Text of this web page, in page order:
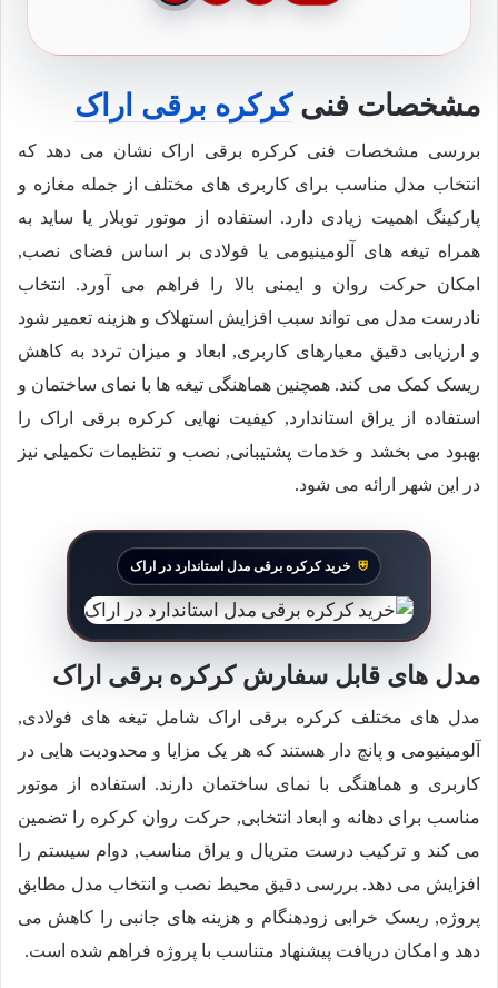
مشخصات فنیکرکره برقی اراک
بررسی مشخصات فنی کرکره برقی اراک نشان می دهد که
انتخاب مدل مناسب برای کاربری های مختلف از جمله مغازه و
پارکینگ اهمیت زیادی دارد. استفاده از موتور توبلار یا ساید به
همراه تیغه های آلومینیومی یا فولادی بر اساس فضای نصب,
امکان حرکت روان و ایمنی بالا را فراهم می آورد. انتخاب
نادرست مدل می تواند سبب افزایش استهلاک و هزینه تعمیر شود
و ارزیابی دقیق معیارهای کاربری, ابعاد و میزان تردد به کاهش
ریسک کمک می کند. همچنین هماهنگی تیغه ها با نمای ساختمان و
استفاده از یراق استاندارد, کیفیت نهایی کرکره برقی اراک را
بهبود می بخشد و خدمات پشتیبانی, نصب و تنظیمات تکمیلی نیز
در این شهر ارائه می شود.
خرید کرکره برقی مدل استاندارد در اراک
مدل های قابل سفارش کرکره برقی اراک
مدل های مختلف کرکره برقی اراک شامل تیغه های فولادی,
آلومینیومی و پانچ دار هستند که هر یک مزایا و محدودیت هایی در
کاربری و هماهنگی با نمای ساختمان دارند. استفاده از موتور
مناسب برای دهانه و ابعاد انتخابی, حرکت روان کرکره را تضمین
می کند و ترکیب درست متریال و یراق مناسب, دوام سیستم را
افزایش می دهد. بررسی دقیق محیط نصب و انتخاب مدل مطابق
پروژه, ریسک خرابی زودهنگام و هزینه های جانبی را کاهش می
دهد و امکان دریافت پیشنهاد متناسب با پروژه فراهم شده است.